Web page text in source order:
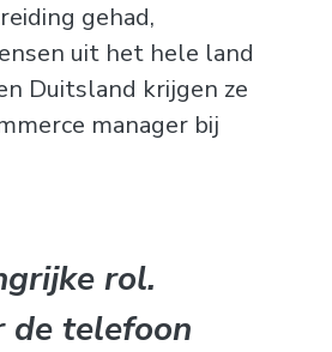
gehad,
uit het hele land
Duitsland krijgen ze
manager bij
rol.
de telefoon